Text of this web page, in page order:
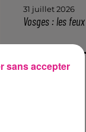
31 juillet 2026
Vosges : les
sans accepter